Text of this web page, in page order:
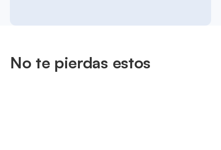
No te pierdas estos